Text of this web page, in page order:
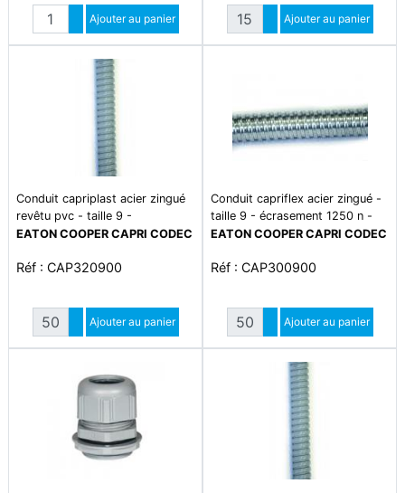
Quantité
Augmenter quantité
Diminuer quantité
Ajouter au panier Quantité
Augmenter quantité
Diminuer quantité
Ajouter au panier
Conduit capriplast acier zingué
revêtu pvc - taille 9 -
écrasement 1250 n - traction
-5°c à +60°c
EATON COOPER CAPRI CODEC
Réf : CAP320900
Quantité
Augmenter quantité
Diminuer quantité
Ajouter au panier
Conduit capriflex acier zingué -
taille 9 - écrasement 1250 n -
traction 500 n - plage de
EATON COOPER CAPRI CODEC
Réf : CAP300900
Quantité
Augmenter quantité
Diminuer quantité
Ajouter au panier